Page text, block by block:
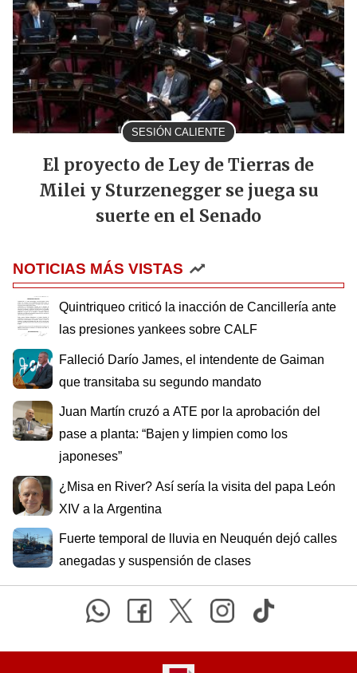
SESIÓN CALIENTE
Milei y Sturzenegger se juega su
suerte en el Senado
Quintriqueo criticó la inacción de Cancillería ante
las presiones yankees sobre CALF
que transitaba su segundo mandato
pase a planta: “Bajen y limpien como los
japoneses”
XIV a la Argentina
anegadas y suspensión de clases